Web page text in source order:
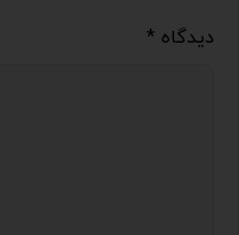
دیدگاه *